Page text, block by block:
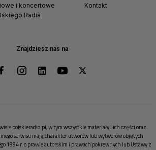
Znajdziesz nas na
i koncertowe
Radia
Kontakt
polskieradio.pl, w tym wszystkie materiały i ich części oraz
serwisu mają charakter utworów lub wytworów objętych
1994 r. o prawie autorskim i prawach pokrewnych lub Ustawy z